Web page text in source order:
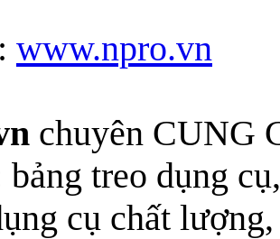
www.npro.vn
chuyên CUNG
bảng treo dụng
cụ chất